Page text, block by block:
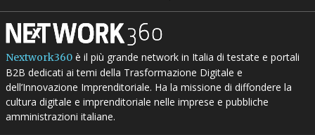
Nextwork360è il più grande network in Italia di testate e portali
B2B dedicati ai temi della Trasformazione Digitale e
dell’Innovazione Imprenditoriale. Ha la missione di diffondere la
cultura digitale e imprenditoriale nelle imprese e pubbliche
amministrazioni italiane.